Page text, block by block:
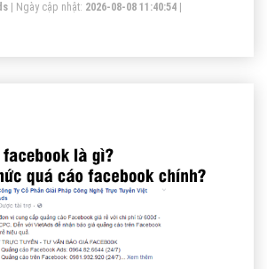
| Ngày cập nhật: 2026-08-08 11:40:54